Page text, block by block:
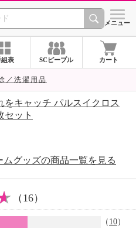
CHANNEL シメニュー
組表 SCピープル カート
／洗濯用品
をキャッチ パルスイクロス
セット
グッズの商品一覧を見る
（16）
（ 10）